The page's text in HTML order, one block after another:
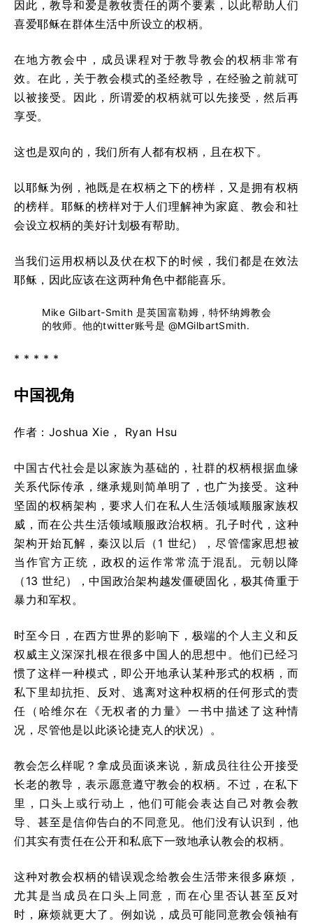
因此，教导和爱是教牧责任的两个要素，以此帮助人们
喜爱耶稣在群体生活中所设立的权柄。
在地方教会中，成员课程对于教导教会的权柄非常有
效。在此，关于教会模式的圣经教导，在经验之前就可
以被接受。因此，所谓爱的权柄就可以先接受，然后再
享受。
这也是双向的，我们所有人都有权柄，且在权下。
以耶稣为例，祂既是在权柄之下的榜样，又是拥有权柄
的榜样。耶稣的榜样对于人们理解神为家庭、教会和社
会设立权柄的美好计划极有帮助。
当我们运用权柄以及伏在权下的时候，我们都是在效法
耶稣，因此应该在这两种角色中都能喜乐。
Mike Gilbart-Smith 是英国富勒姆，特怀纳姆教会
的牧师。他的twitter账号是 @MGilbartSmith.
* * * * *
中国视角
作者：Joshua Xie， Ryan Hsu
中国古代社会是以家族为基础的，社群的权柄根据血缘
关系代际传承，继承规则简单明了，也广为接受。这种
坚固的权柄架构，要求人们在私人生活领域顺服家族权
威，而在公共生活领域顺服政治权柄。孔子时代，这种
架构开始瓦解，秦汉以后（1 世纪），尽管儒家思想被
当作官方正统，政权的运作常常流于混乱。元朝以降
（13 世纪），中国政治架构越发僵硬固化，极其倚重于
暴力和军权。
时至今日，在西方世界的影响下，极端的个人主义和反
权威主义深深扎根在很多中国人的思想中。他们已经习
惯了这样一种模式，即公开地承认某种形式的权柄，而
私下里却抗拒、反对、逃离对这种权柄的任何形式的责
任（哈维尔在《无权者的力量》一书中描述了这种情
况，尽管他是以此谈论捷克人的状况）。
教会怎么样呢？拿成员面谈来说，新成员往往公开接受
长老的教导，表示愿意遵守教会的权柄。不过，在私下
里，口头上或行动上，他们可能会表达自己对教会教
导、甚至是信仰告白的不同意见。他们没有认识到，他
们其实有责任在公开和私底下一致地承认教会的权柄。
这种对教会权柄的错误观念给教会生活带来很多麻烦，
尤其是当成员在口头上同意，而在心里否认甚至反对
时，麻烦就更大了。例如说，成员可能同意教会领袖有